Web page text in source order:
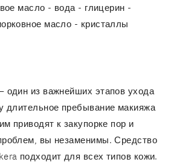
масло - вода - глицерин -
масло - кристаллы
один из важнейших этапов ухода
длительное пребывание макияжа
приводят к закупорке пор и
вы незаменимы. Средство
подходит для всех типов кожи.